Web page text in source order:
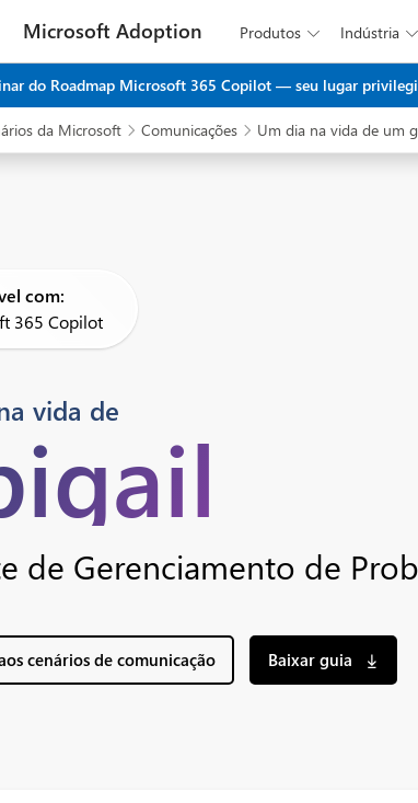
Microsoft Adoption Produtos  Indústria 
do Roadmap Microsoft 365 Copilot — seu lugar
da Microsoft  Comunicações  Um dia na vida de um
com:
365 Copilot
vida de
de Gerenciamento de
cenários de comunicação Baixar guia